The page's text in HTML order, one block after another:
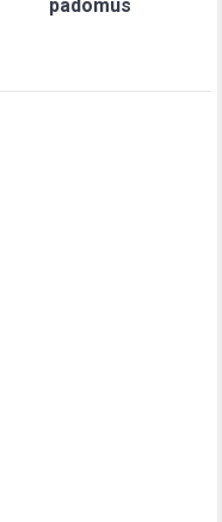
padomus